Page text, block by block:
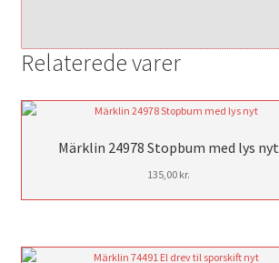
Relaterede varer
Märklin 24978 Stopbum med lys nyt
135,00 kr.